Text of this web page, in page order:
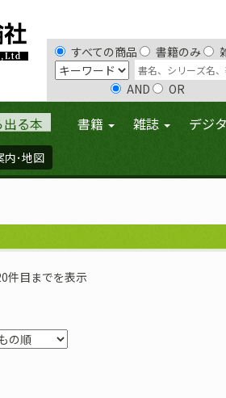
すべての商品 書籍のみ
AND OR
出る本 書籍 雑誌 デジ
内･地図
件目までを表示